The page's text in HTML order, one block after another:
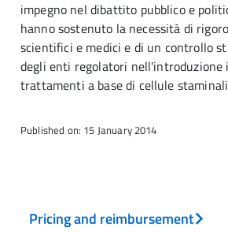
impegno nel dibattito pubblico e
hanno sostenuto la necessità di
scientifici e medici e di un controllo
degli enti regolatori nell'introduzione
trattamenti a base di cellule
Published on: 15 January 2014
Pricing and reimbursement